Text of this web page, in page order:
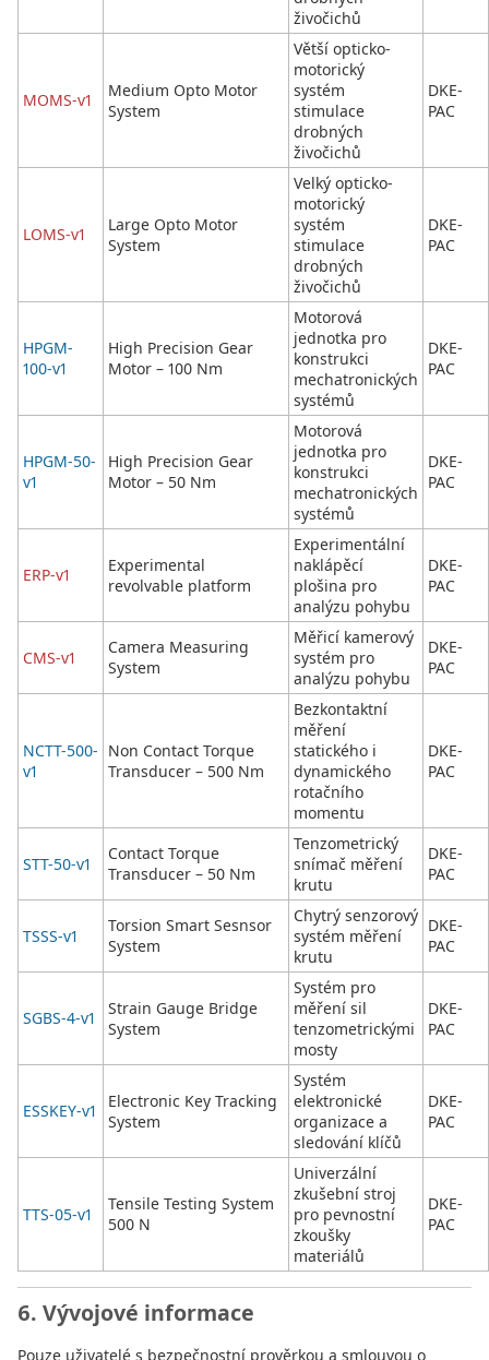
živočichů
MOMS-v1
Medium Opto Motor
System
Větší opticko-
motorický
systém
stimulace
drobných
živočichů
DKE-
PAC
LOMS-v1
Large Opto Motor
System
Velký opticko-
motorický
systém
stimulace
drobných
živočichů
DKE-
PAC
HPGM-
100-v1
High Precision Gear
Motor – 100 Nm
Motorová
jednotka pro
konstrukci
mechatronických
systémů
DKE-
PAC
HPGM-50-
v1
High Precision Gear
Motor – 50 Nm
Motorová
jednotka pro
konstrukci
mechatronických
systémů
DKE-
PAC
ERP-v1
Experimental
revolvable platform
Experimentální
naklápěcí
plošina pro
analýzu pohybu
DKE-
PAC
CMS-v1
Camera Measuring
System
Měřicí kamerový
systém pro
analýzu pohybu
DKE-
PAC
NCTT-500-
v1
Non Contact Torque
Transducer – 500 Nm
Bezkontaktní
měření
statického i
dynamického
rotačního
momentu
DKE-
PAC
STT-50-v1
Contact Torque
Transducer – 50 Nm
Tenzometrický
snímač měření
krutu
DKE-
PAC
TSSS-v1
Torsion Smart Sesnsor
System
Chytrý senzorový
systém měření
krutu
DKE-
PAC
SGBS-4-v1
Strain Gauge Bridge
System
Systém pro
měření sil
tenzometrickými
mosty
DKE-
PAC
ESSKEY-v1
Electronic Key Tracking
System
Systém
elektronické
organizace a
sledování klíčů
DKE-
PAC
TTS-05-v1
Tensile Testing System
500 N
Univerzální
zkušební stroj
pro pevnostní
zkoušky
materiálů
DKE-
PAC
6. Vývojové informace
Pouze uživatelé s bezpečnostní prověrkou a smlouvou o